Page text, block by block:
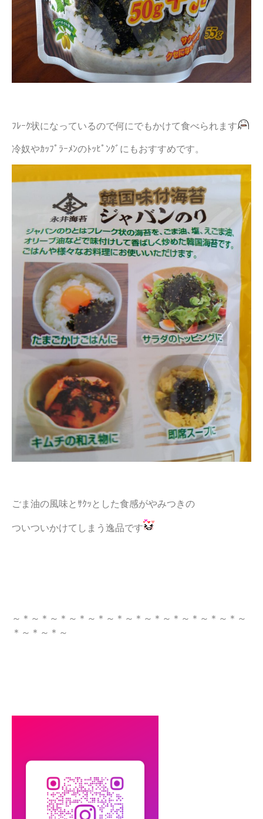
ﾌﾚｰｸ状になっているので何にでもかけて食べられます
冷奴やｶｯﾌﾟﾗｰﾒﾝのﾄｯﾋﾟﾝｸﾞにもおすすめです。
ごま油の風味とｻｸｯとした食感がやみつきの
ついついかけてしまう逸品です
～＊～＊～＊～＊～＊～＊～＊～＊～＊～＊～＊～＊～
＊～＊～＊～